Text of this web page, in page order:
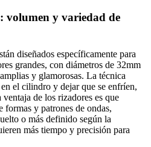
volumen y variedad de
diseñados específicamente para
grandes, con diámetros de 32mm
y glamorosas. La técnica
el cilindro y dejar que se enfríen,
de los rizadores es que
formas y patrones de ondas,
o más definido según la
más tiempo y precisión para